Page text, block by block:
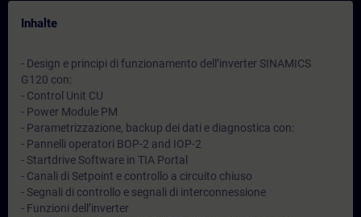
Inhalte
- Design e principi di funzionamento dell’inverter SINAMICS
G120 con:
- Control Unit CU
- Power Module PM
- Parametrizzazione, backup dei dati e diagnostica con:
- Pannelli operatori BOP-2 and IOP-2
- Startdrive Software in TIA Portal
- Canali di Setpoint e controllo a circuito chiuso
- Segnali di controllo e segnali di interconnessione
- Funzioni dell’inverter